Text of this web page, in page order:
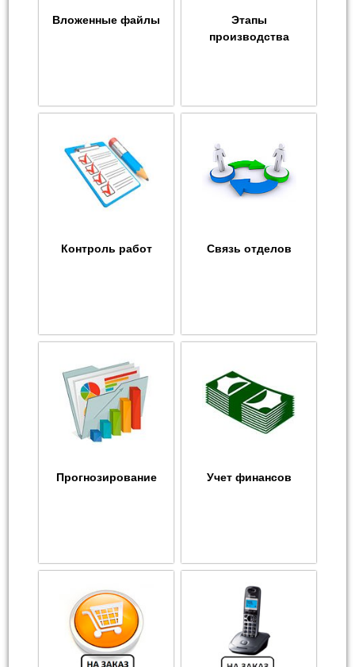
Вложенные файлы
Этапы
производства
Контроль работ Связь отделов
Прогнозирование Учет финансов